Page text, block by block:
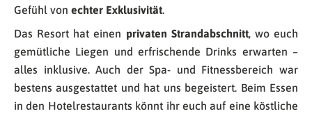
Gefühl von echter Exklusivität.
Das Resort hat einen privaten Strandabschnitt, wo euch
gemütliche Liegen und erfrischende Drinks erwarten –
alles inklusive. Auch der Spa- und Fitnessbereich war
bestens ausgestattet und hat uns begeistert. Beim Essen
in den Hotelrestaurants könnt ihr euch auf eine köstliche